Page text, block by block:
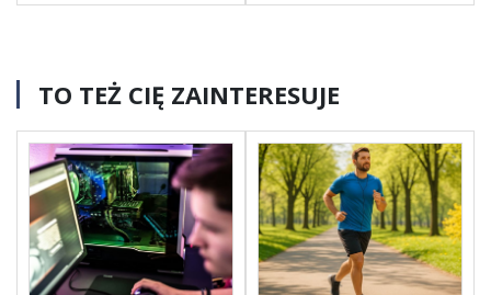
TO TEŻ CIĘ ZAINTERESUJE